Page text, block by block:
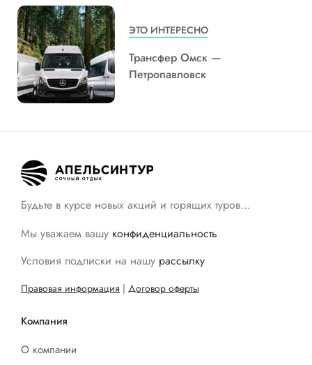
ЭТО ИНТЕРЕСНО
Трансфер Омск —
Петропавловск
Будьте в курсе новых акций и горящих туров…
Мы уважаем вашу конфиденциальность
Условия подписки на нашу рассылку
Правовая информация | Договор оферты
Компания
О компании